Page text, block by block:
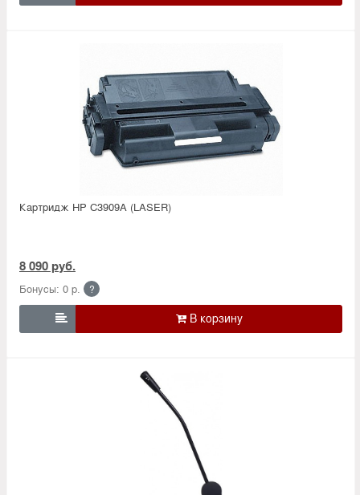
Картридж HP C3909A (LASER)
8 090 руб.
Бонусы: 0 р. ?
